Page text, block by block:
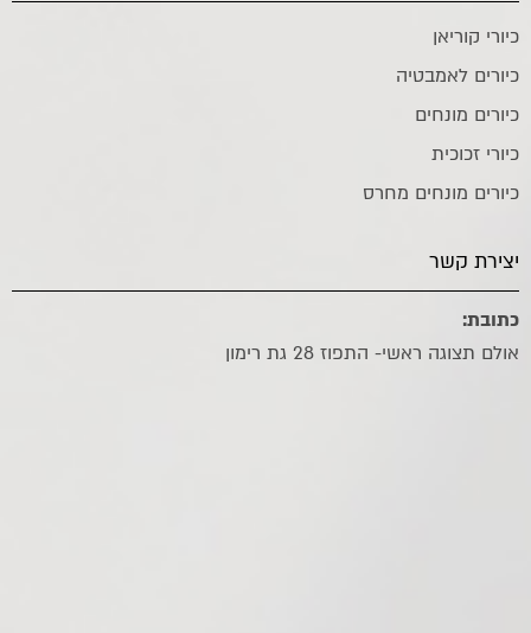
כיורי קוריאן
כיורים לאמבטיה
כיורים מונחים
כיורי זכוכית
כיורים מונחים מחרס
יצירת קשר
כתובת:
אולם תצוגה ראשי- התפוז 28 גת רימון